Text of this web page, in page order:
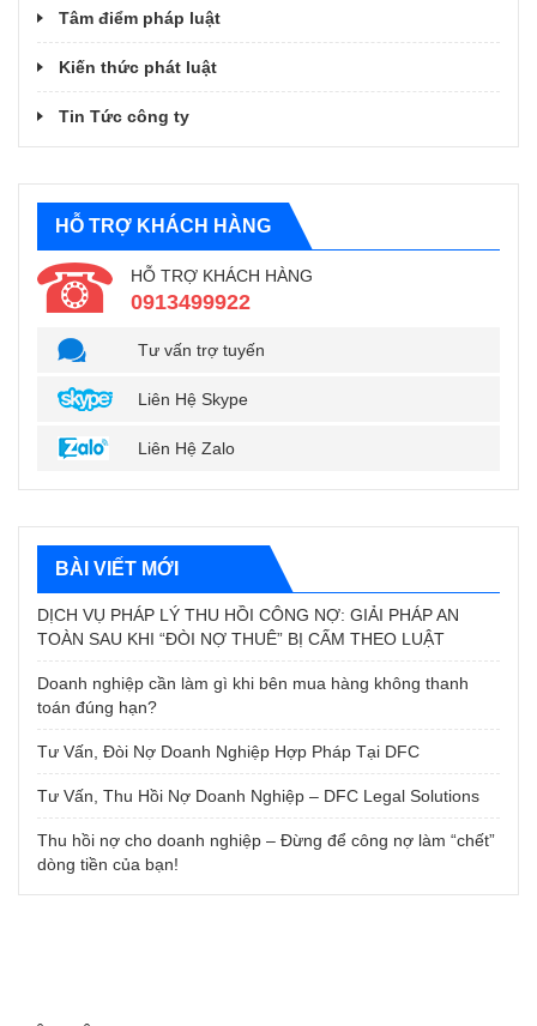
Tâm điểm pháp luật
Kiến thức phát luật
Tin Tức công ty
HỖ TRỢ KHÁCH HÀNG
HỖ TRỢ KHÁCH HÀNG
0913499922
Tư vấn trợ tuyến
Liên Hệ Skype
Liên Hệ Zalo
BÀI VIẾT MỚI
DỊCH VỤ PHÁP LÝ THU HỒI CÔNG NỢ: GIẢI PHÁP AN
TOÀN SAU KHI “ĐÒI NỢ THUÊ” BỊ CẤM THEO LUẬT
Doanh nghiệp cần làm gì khi bên mua hàng không thanh
toán đúng hạn?
Tư Vấn, Đòi Nợ Doanh Nghiệp Hợp Pháp Tại DFC
Tư Vấn, Thu Hồi Nợ Doanh Nghiệp – DFC Legal Solutions
Thu hồi nợ cho doanh nghiệp – Đừng để công nợ làm “chết”
dòng tiền của bạn!